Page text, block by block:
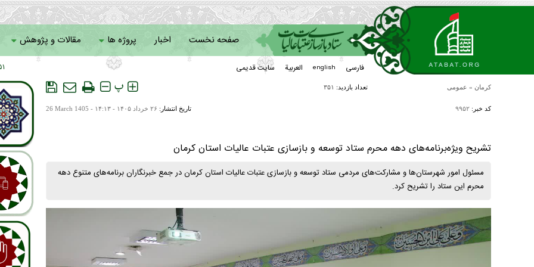
صفحه نخست اخبار پروژه ها مقالات و پژوهش
سامانه خادمان فارسی english العربیة سایت قدیمی ۵۱ :
کرمان » عمومی تعداد بازدید: ۳۵۱ پ
کد خبر: ۹۹۵۲ تاریخ انتشار: ۲۶ خرداد ۱۴۰۵ - ۱۴:۱۳ - 26 March 1405
تشریح ویژه‌برنامه‌های دهه محرم ستاد توسعه و بازسازی عتبات عالیات استان کرمان
مسئول امور شهرستان‌ها و مشارکت‌های مردمی ستاد توسعه و بازسازی عتبات عالیات استان کرمان در جمع خبرنگاران برنامه‌های متنوع دهه
محرم این ستاد را تشریح کرد.